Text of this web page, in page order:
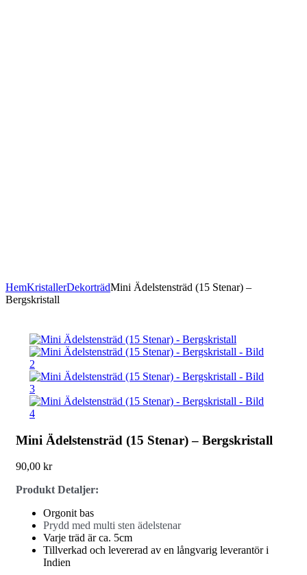
HemKristallerDekorträdMini Ädelstensträd (15 Stenar) –
Bergskristall
Mini Ädelstensträd (15 Stenar) – Bergskristall
90,00 kr
Produkt Detaljer:
Orgonit bas
Prydd med multi sten ädelstenar
Varje träd är ca. 5cm
Tillverkad och levererad av en långvarig leverantör i
Indien